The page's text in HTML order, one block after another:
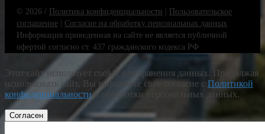
© 2026 / Политика конфиденциальности | Пользовательское
соглашение | Согласие на обработку персональных данных
Информация приведенная на сайте не является публичной
офертой согласно ст. 437 гражданского кодекса РФ
Этот сайт использует cookie для хранения данных. Продолжая
использовать сайт, Вы выражаете свое согласие с Политикой
конфиденциальностии обработки персональных данных.
Согласен